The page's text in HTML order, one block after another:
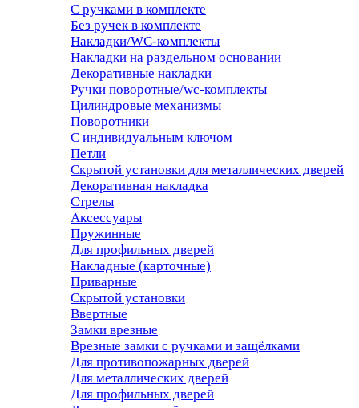
С ручками в комплекте
Без ручек в комплекте
Накладки/WC-комплекты
Накладки на раздельном основании
Декоративные накладки
Ручки поворотные/wc-комплекты
Цилиндровые механизмы
Поворотники
С индивидуальным ключом
Петли
Скрытой установки для металлических дверей
Декоративная накладка
Стрелы
Аксессуары
Пружинные
Для профильных дверей
Накладные (карточные)
Приварные
Скрытой установки
Ввертные
Замки врезные
Врезные замки с ручками и защёлками
Для противопожарных дверей
Для металлических дверей
Для профильных дверей